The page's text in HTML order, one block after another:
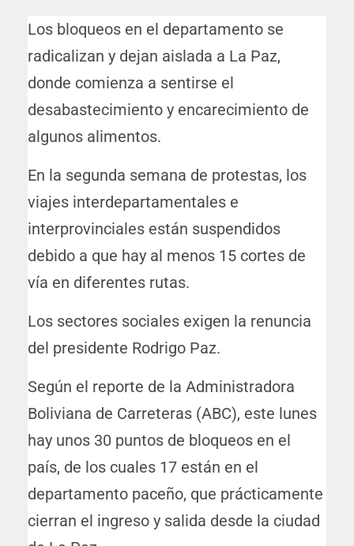
Los bloqueos en el departamento se
radicalizan y dejan aislada a La Paz,
donde comienza a sentirse el
desabastecimiento y encarecimiento de
algunos alimentos.
En la segunda semana de protestas, los
viajes interdepartamentales e
interprovinciales están suspendidos
debido a que hay al menos 15 cortes de
vía en diferentes rutas.
Los sectores sociales exigen la renuncia
del presidente Rodrigo Paz.
Según el reporte de la Administradora
Boliviana de Carreteras (ABC), este lunes
hay unos 30 puntos de bloqueos en el
país, de los cuales 17 están en el
departamento paceño, que prácticamente
cierran el ingreso y salida desde la ciudad